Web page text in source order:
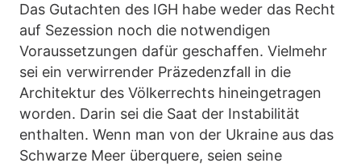
Das Gutachten des IGH habe weder das Recht
auf Sezession noch die notwendigen
Voraussetzungen dafür geschaffen. Vielmehr
sei ein verwirrender Präzedenzfall in die
Architektur des Völkerrechts hineingetragen
worden. Darin sei die Saat der Instabilität
enthalten. Wenn man von der Ukraine aus das
Schwarze Meer überquere, seien seine